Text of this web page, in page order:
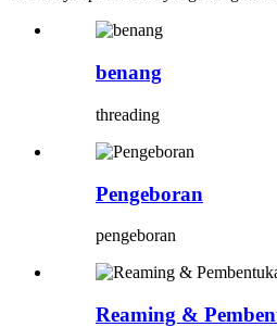
benang
threading
Pengeboran
pengeboran
Reaming &